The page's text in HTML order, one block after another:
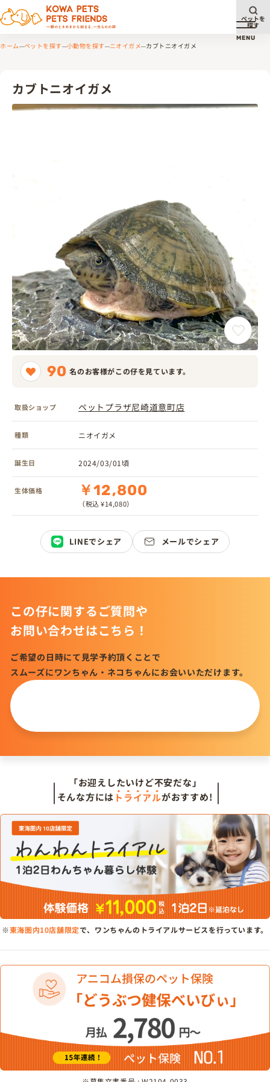
メニ
MENU
ペットを
探す
ホーム ペットを探す 小動物を探す ニオイガメ カブトニオイガメ
カブトニオイガメ
90 名のお客様がこの仔を見ています。
取扱ショップ ペットプラザ尼崎道意町店
種類 ニオイガメ
誕生日 2024/03/01頃
生体価格 ￥12,800
（税込 ¥14,080）
LINEでシェア メールでシェア
この仔に関するご質問や
お問い合わせはこちら！
ご希望の日時にて見学予約頂くことで
スムーズにワンちゃん・ネコちゃんにお会いいただけます。
「お迎えしたいけど不安だな」
そんな方には トライアルがおすすめ!
※東海圏内10店舗限定で、ワンちゃんのトライアルサービスを行っています。